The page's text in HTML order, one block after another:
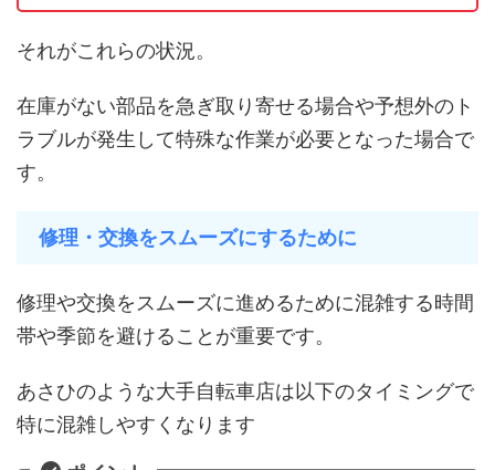
それがこれらの状況。
在庫がない部品を急ぎ取り寄せる場合や予想外のト
ラブルが発生して特殊な作業が必要となった場合で
す。
修理・交換をスムーズにするために
修理や交換をスムーズに進めるために混雑する時間
帯や季節を避けることが重要です。
あさひのような大手自転車店は以下のタイミングで
特に混雑しやすくなります